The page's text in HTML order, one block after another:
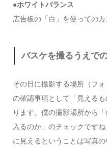
●ホワイトバランス
広告板の「白」を使ってのカ
バスケを撮るうえで
その日に撮影する場所（フ
の確認事項として「見える
ります。僕の撮影場所から
入るのか」のチェックです
に見えるということは写真